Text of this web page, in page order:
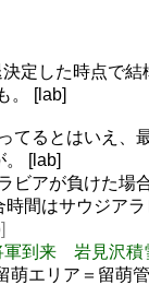
定した時点で
。 [lab]
てるとはいえ
[lab]
ビアが負けた
間はサウジア
軍到来 岩見沢
萌エリア＝留萌